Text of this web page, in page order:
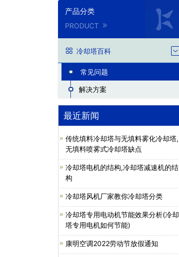
产品分类
PRODUCT
冷却塔百科
常见问题
解决方案
最近新闻
传统填料冷却塔与无填料雾化冷却塔,
无填料喷雾式冷却塔缺点
冷却塔电机的结构,冷却塔减速机的结
构
冷却塔风机厂家教你冷却塔分类
冷却塔专用电动机节能效果分析(冷却
塔专用电机如何节能)
康明空调2022劳动节放假通知